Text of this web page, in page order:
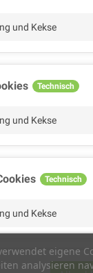
eigene
analysieren
und Kekse
Technisch
und Kekse
Technisch
und Kekse